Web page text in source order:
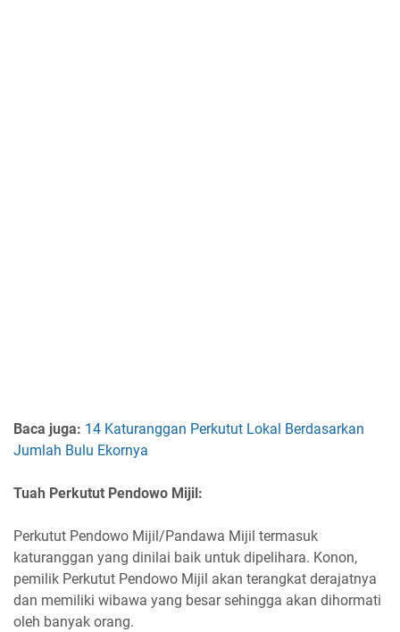
Baca juga: 14 Katuranggan Perkutut Lokal Berdasarkan
Jumlah Bulu Ekornya
Tuah Perkutut Pendowo Mijil:
Perkutut Pendowo Mijil/Pandawa Mijil termasuk
katuranggan yang dinilai baik untuk dipelihara. Konon,
pemilik Perkutut Pendowo Mijil akan terangkat derajatnya
dan memiliki wibawa yang besar sehingga akan dihormati
oleh banyak orang.